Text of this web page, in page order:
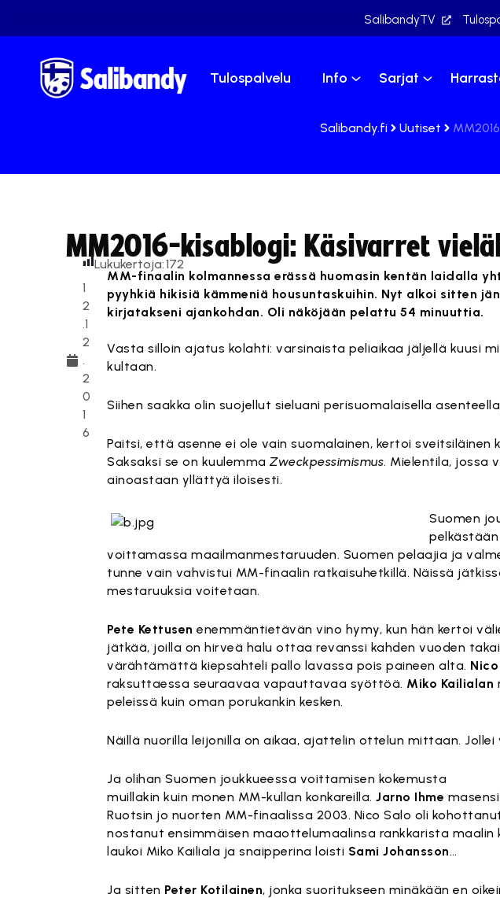
SalibandyTV
Tulospalvelu Info Sarjat
Salibandy.fi Uutiset
MM2016-kisablogi: Käsivarret
1
2
.1
2
.
2
0
1
6
Lukukertoja:172
MM-finaalin kolmannessa erässä huomasin kentän laidalla
pyyhkiä hikisiä kämmeniä housuntaskuihin. Nyt alkoi sitten
kirjatakseni ajankohdan. Oli näköjään pelattu 54 minuuttia.
Vasta silloin ajatus kolahti: varsinaista peliaikaa jäljellä kuusi
kultaan.
Siihen saakka olin suojellut sieluani perisuomalaisella
Paitsi, että asenne ei ole vain suomalainen, kertoi sveitsiläinen
Saksaksi se on kuulemmaZweckpessimismus. Mielentila, jossa
ainoastaan yllättyä iloisesti.
Suomen
voittamassa maailmanmestaruuden. Suomen pelaajia ja
tunne vain vahvistui MM-finaalin ratkaisuhetkillä. Näissä
mestaruuksia voitetaan.
Pete Kettusen enemmäntietävän vino hymy, kun hän kertoi
jätkää, joilla on hirveä halu ottaa revanssi kahden vuoden
värähtämättä kiepsahteli pallo lavassa pois paineen alta.
raksuttaessa seuraavaa vapauttavaa syöttöä. Miko Kailialan
peleissä kuin oman porukankin kesken.
Näillä nuorilla leijonilla on aikaa, ajattelin ottelun mittaan.
Ja olihan Suomen joukkueessa voittamisen kokemusta
muillakin kuin monen MM-kullan konkareilla.Jarno Ihme masensi
Ruotsin jo nuorten MM-finaalissa 2003. Nico Salo oli
nostanut ensimmäisen maaottelumaalinsa rankkarista
laukoi Miko Kailiala ja snaipperina loisti Sami Johansson…
Ja sitten Peter Kotilainen, jonka suoritukseen minäkään en